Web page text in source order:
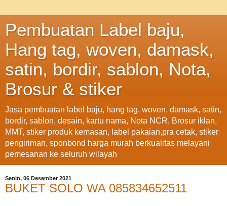
Pembuatan Label baju,
Hang tag, woven, damask,
satin, bordir, sablon, Nota,
Brosur & stiker
Jasa pembuatan label baju, hang tag, woven, damask, satin,
bordir, sablon, desain, kartu nama, Nota NCR, Brosur iklan,
MMT, stiker produk kemasan, label pakaian,pra cetak, stiker
pengiriman, sponbond harga murah berkualitas melayani
pemesanan ke seluruh wilayah
Senin, 06 Desember 2021
BUKET SOLO WA 085834652511